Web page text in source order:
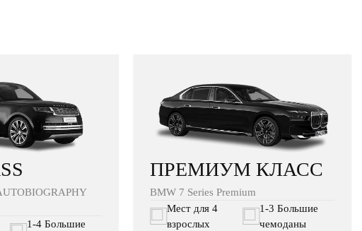
1-4 Большие
ПРЕМИУМ КЛАСС
BMW 7 Series Premium
Мест для 4
взрослых
1-3 Большие
чемоданы